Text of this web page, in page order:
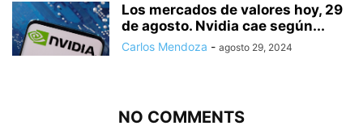
Los mercados de valores hoy, 29
de agosto. Nvidia cae según...
Carlos Mendoza - agosto 29, 2024
NO COMMENTS